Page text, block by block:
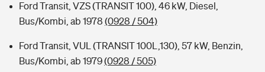
Ford Transit, VZS (TRANSIT 100), 46 kW, Diesel,
Bus/Kombi, ab 1978 (0928 / 504)
Ford Transit, VUL (TRANSIT 100L,130), 57 kW, Benzin,
Bus/Kombi, ab 1979(0928 / 505)